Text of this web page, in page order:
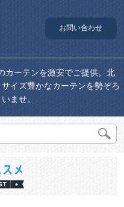
お問い合わせ
カーテンを激安でご提供。北
イズ豊かなカーテンを勢ぞろ
ませ。